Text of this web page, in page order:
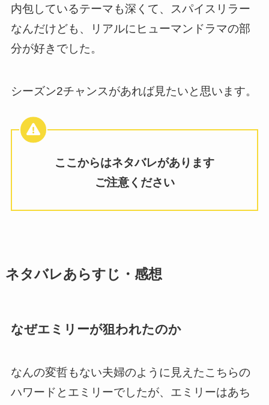
内包しているテーマも深くて、スパイスリラー
なんだけども、リアルにヒューマンドラマの部
分が好きでした。
シーズン2チャンスがあれば見たいと思います。
ここからはネタバレがあります
ご注意ください
ネタバレあらすじ・感想
なぜエミリーが狙われたのか
なんの変哲もない夫婦のように見えたこちらの
ハワードとエミリーでしたが、エミリーはあち